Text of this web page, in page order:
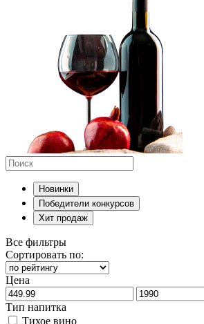
Новинки
Победители конкурсов
Хит продаж
Все фильтры
Сортировать по:
Цена
Тип напитка
Тихое вино